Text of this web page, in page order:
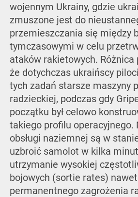
wojennym Ukrainy, gdzie
zmuszone jest do
przemieszczania się między
tymczasowymi w celu
ataków rakietowych. Różnica
że dotychczas ukraińscy
tych zadań starsze maszyny
radzieckiej, podczas gdy
początku był celowo
takiego profilu operacyjnego.
obsługi naziemnej są w
uzbroić samolot w kilka
utrzymanie wysokiej
bojowych (sortie rates)
permanentnego zagrożenia